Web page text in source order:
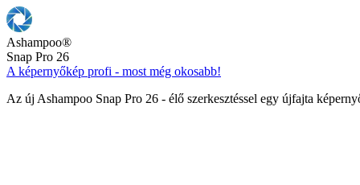
Ashampoo®
Snap Pro 26
A képernyőkép profi - most még okosabb!
Az új Ashampoo Snap Pro 26 - élő szerkesztéssel egy újfajta